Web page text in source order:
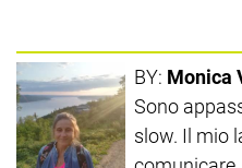
BY: Monica
Sono
slow. Il mio